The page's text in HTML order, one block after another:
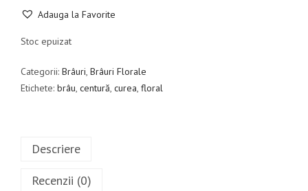
Adauga la Favorite
Stoc epuizat
Categorii: Brâuri Brâuri Florale
Etichete: brâu centură curea floral
Descriere
Recenzii (0)